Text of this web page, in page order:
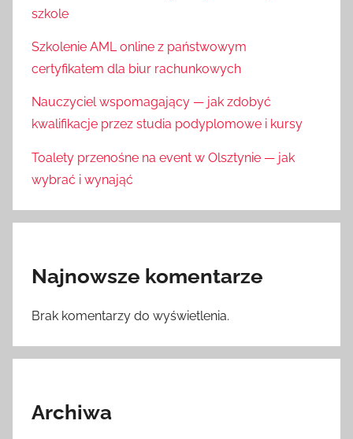
szkole
Szkolenie AML online z państwowym
certyfikatem dla biur rachunkowych
Nauczyciel wspomagający — jak zdobyć
kwalifikacje przez studia podyplomowe i kursy
Toalety przenośne na event w Olsztynie — jak
wybrać i wynająć
Najnowsze komentarze
Brak komentarzy do wyświetlenia.
Archiwa